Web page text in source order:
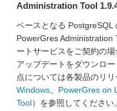
Administration Tool
ベースとなる PostgreSQL
PowerGres Administration
ートサービスをご契約の
アップデートをダウンロ
点については各製品のリ
Windows、 PowerGres on
Tool）を参照してください。